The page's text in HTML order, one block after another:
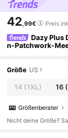
42,99€ Preis
Dazy Plus
n-Patchwork-
Größe US
14(1XL) 16
Größenberater
Nicht deine Größe?